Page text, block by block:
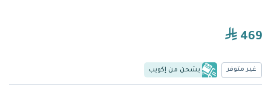
469
غير متوفر يشحن من إكويب